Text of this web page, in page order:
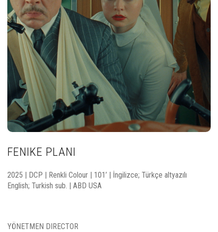
FENIKE PLANI
2025 | DCP | Renkli Colour | 101’ | İngilizce; Türkçe altyazılı
English; Turkish sub. | ABD USA
YÖNETMEN DIRECTOR